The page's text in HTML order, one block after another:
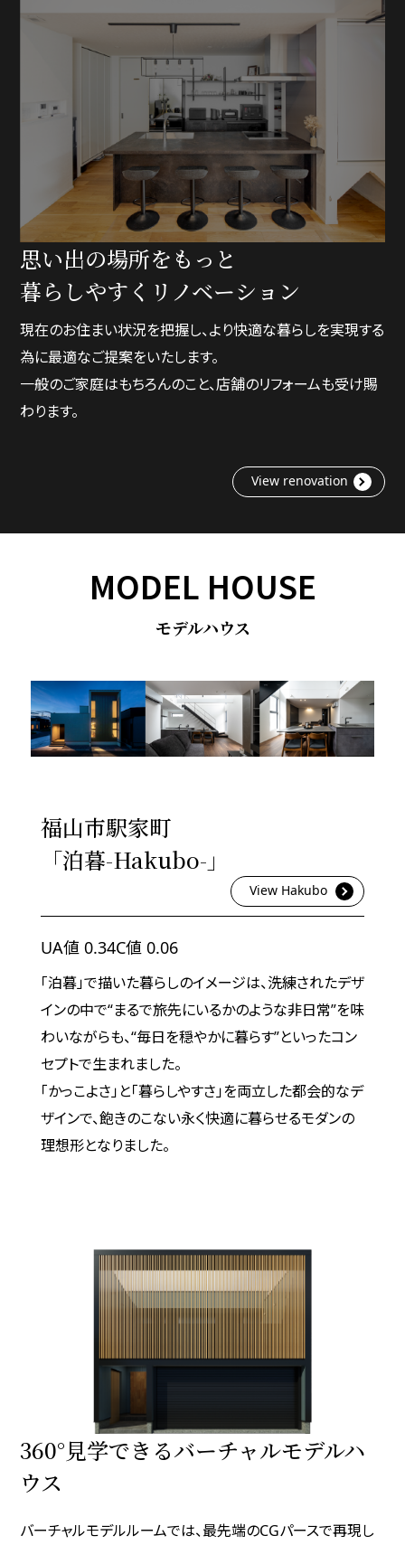
思い出の場所をもっと
暮らしやすくリノベーション
現在のお住まい状況を把握し、より快適な暮らしを実現する
為に最適なご提案をいたします。
一般のご家庭はもちろんのこと、店舗のリフォームも受け賜
わります。
View renovation
MODEL HOUSE
モデルハウス
福山市駅家町
「泊暮-Hakubo-」
View Hakubo
UA値 0.34C値 0.06
「泊暮」で描いた暮らしのイメージは、洗練されたデザ
インの中で“まるで旅先にいるかのような非日常”を味
わいながらも、“毎日を穏やかに暮らす”といったコン
セプトで生まれました。
「かっこよさ」と「暮らしやすさ」を両立した都会的なデ
ザインで、飽きのこない永く快適に暮らせるモダンの
理想形となりました。
360°見学できるバーチャルモデルハ
ウス
バーチャルモデルルームでは、最先端のCGパースで再現し